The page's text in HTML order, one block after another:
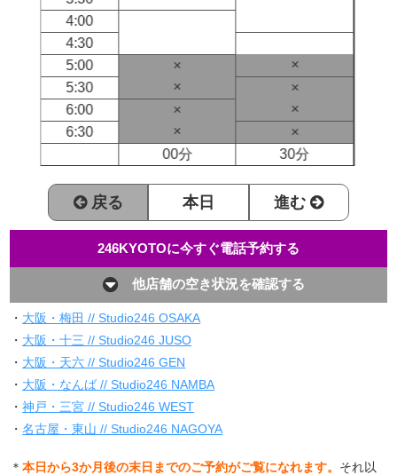
4:00
4:30
5:00
×
×
5:30
×
×
6:00
×
×
6:30
×
×
00分
30分
戻る 本日 進む
246KYOTOに今すぐ電話予約する
他店舗の空き状況を確認する
・ 大阪・梅田 // Studio246 OSAKA
・ 大阪・十三 // Studio246 JUSO
・ 大阪・天六 // Studio246 GEN
・ 大阪・なんば // Studio246 NAMBA
・神戸・三宮 // Studio246 WEST
・名古屋・東山 // Studio246 NAGOYA
＊本日から3か月後の末日までのご予約がご覧になれます。 それ以